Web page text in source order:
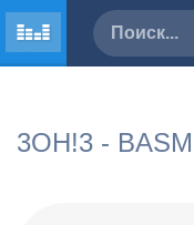
3OH!3 -